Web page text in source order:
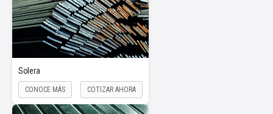
Solera
CONOCE MÁS COTIZAR AHORA